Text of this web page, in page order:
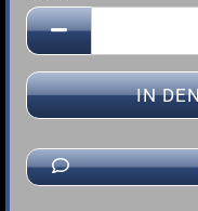
Stück